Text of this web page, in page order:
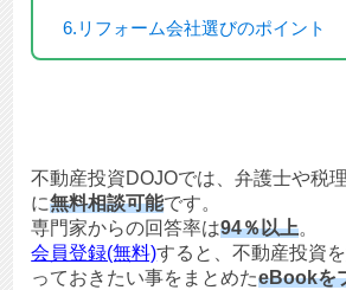
6.リフォーム会社選びのポイント
不動産投資DOJOでは、弁護士や税
に無料相談可能です。
専門家からの回答率は94％以上。
会員登録(無料)すると、不動産投資
っておきたい事をまとめたeBookを